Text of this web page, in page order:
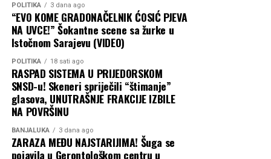
POLITIKA 3 dana ago
“EVO KOME GRADONAČELNIK ĆOSIĆ PJEVA
NA UVCE!” Šokantne scene sa žurke u
Istočnom Sarajevu (VIDEO)
POLITIKA 18 sati ago
RASPAD SISTEMA U PRIJEDORSKOM
SNSD-u! Skeneri spriječili “štimanje”
glasova, UNUTRAŠNJE FRAKCIJE IZBILE
NA POVRŠINU
BANJALUKA 3 dana ago
ZARAZA MEĐU NAJSTARIJIMA! Šuga se
pojavila u Gerontološkom centru u